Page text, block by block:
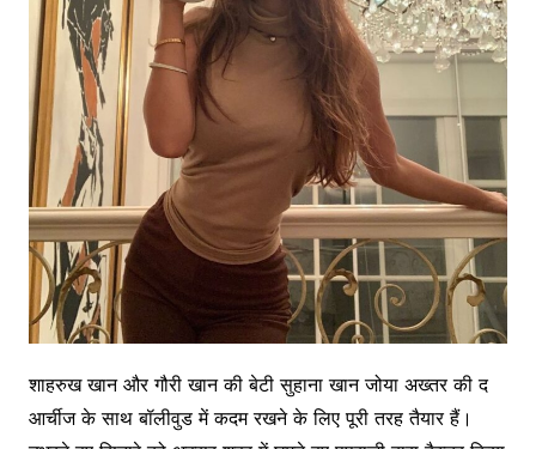
शाहरुख खान और गौरी खान की बेटी सुहाना खान जोया अख्तर की द
आर्चीज के साथ बॉलीवुड में कदम रखने के लिए पूरी तरह तैयार हैं।